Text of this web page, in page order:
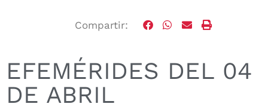
Compartir:
EFEMÉRIDES DEL 04
DE ABRIL